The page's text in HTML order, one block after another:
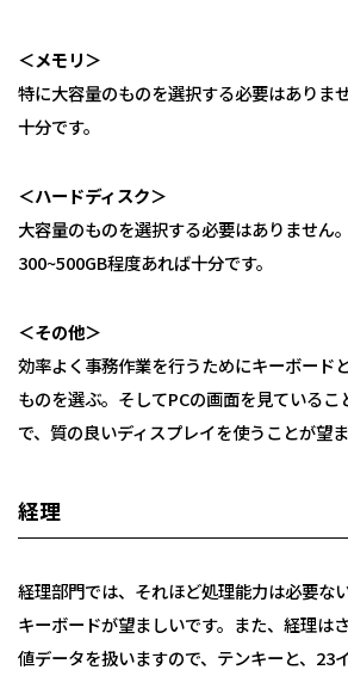
＜メモリ＞
特に大容量のものを選択する必要はありま
十分です。
＜ハードディスク＞
大容量のものを選択する必要はありません
300~500GB程度あれば十分です。
＜その他＞
効率よく事務作業を行うためにキーボード
ものを選ぶ。そしてPCの画面を見ているこ
で、質の良いディスプレイを使うことが望ま
経理
経理部門では、それほど処理能力は必要な
キーボードが望ましいです。また、経理は
値データを扱いますので、テンキーと、23